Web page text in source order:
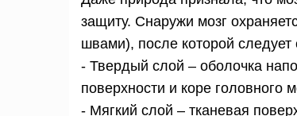
защиту. Снаружи мозг
швами), после которой
- Твердый слой – оболочка
поверхности и коре головного
- Мягкий слой – тканевая